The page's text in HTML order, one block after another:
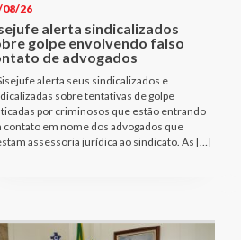
08/26
alerta sindicalizados
golpe envolvendo falso
de advogados
alerta seus sindicalizados e
sobre tentativas de golpe
por criminosos que estão entrando
contato em nome dos advogados que
assessoria jurídica ao sindicato. As […]